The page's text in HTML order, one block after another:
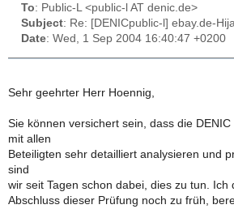
To: Public-L <public-l AT denic.de>
Subject: Re: [DENICpublic-l] ebay.de-
Date: Wed, 1 Sep 2004 16:40:47 +0200
Sehr geehrter Herr Hoennig,
Sie können versichert sein, dass die
mit allen
Beteiligten sehr detailliert analysieren und
sind
wir seit Tagen schon dabei, dies zu tun. Ich
Abschluss dieser Prüfung noch zu früh,